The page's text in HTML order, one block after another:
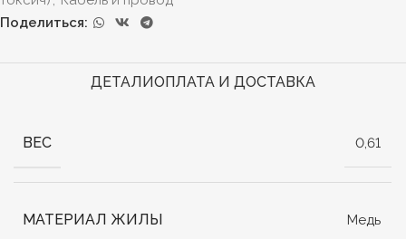
Поделиться:
ДЕТАЛИОПЛАТА И ДОСТАВКА
ВЕС 0,61
МАТЕРИАЛ ЖИЛЫ Медь